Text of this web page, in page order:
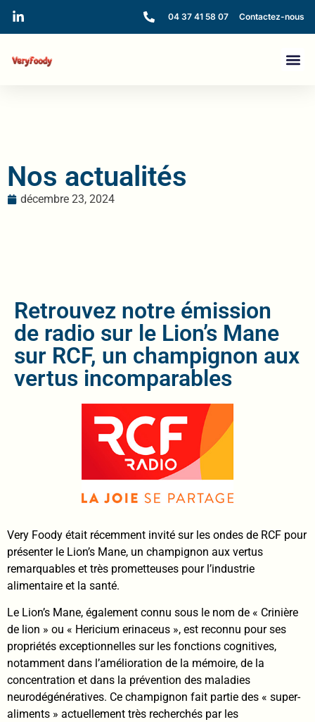
04 37 41 58 07 Contactez-nous
Nos actualités
décembre 23, 2024
Retrouvez notre émission
de radio sur le Lion’s Mane
sur RCF, un champignon aux
vertus incomparables
Very Foody était récemment invité sur les ondes de RCF pour
présenter le Lion’s Mane, un champignon aux vertus
remarquables et très prometteuses pour l’industrie
alimentaire et la santé.
Le Lion’s Mane, également connu sous le nom de « Crinière
de lion » ou « Hericium erinaceus », est reconnu pour ses
propriétés exceptionnelles sur les fonctions cognitives,
notamment dans l’amélioration de la mémoire, de la
concentration et dans la prévention des maladies
neurodégénératives. Ce champignon fait partie des « super-
aliments » actuellement très recherchés par les